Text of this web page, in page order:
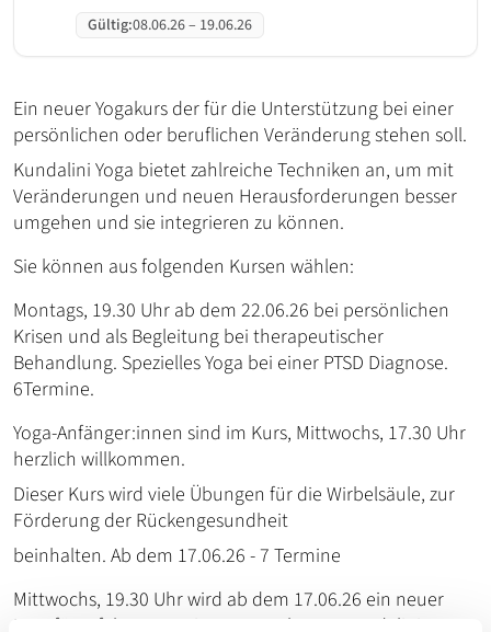
Gültig:08.06.26– 19.06.26
Ein neuer Yogakurs der für die Unterstützung bei einer
persönlichen oder beruflichen Veränderung stehen soll.
Kundalini Yoga bietet zahlreiche Techniken an, um mit
Veränderungen und neuen Herausforderungen besser
umgehen und sie integrieren zu können.
Sie können aus folgenden Kursen wählen:
Montags, 19.30 Uhr ab dem 22.06.26 bei persönlichen
Krisen und als Begleitung bei therapeutischer
Behandlung. Spezielles Yoga bei einer PTSD Diagnose.
6Termine.
Yoga-Anfänger:innen sind im Kurs, Mittwochs, 17.30 Uhr
herzlich willkommen.
Dieser Kurs wird viele Übungen für die Wirbelsäule, zur
Förderung der Rückengesundheit
beinhalten. Ab dem 17.06.26 - 7 Termine
Mittwochs, 19.30 Uhr wird ab dem 17.06.26 ein neuer
Kurs für erfahrene Yogis starten. Thema: Kundalini Yoga